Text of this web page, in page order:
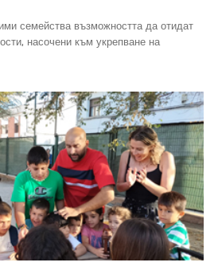
семейства възможността да отидат
насочени към укрепване на